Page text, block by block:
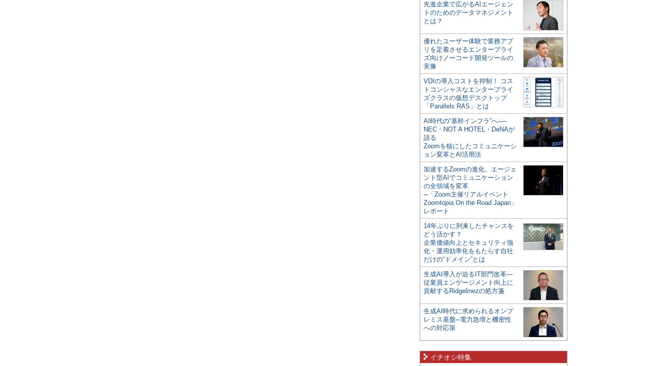
先進企業で広がるAIエージェン
トのためのデータマネジメント
とは？
優れたユーザー体験で業務アプ
リを定着させるエンタープライ
ズ向けノーコード開発ツールの
実像
VDIの導入コストを抑制！ コス
トコンシャスなエンタープライ
ズクラスの仮想デスクトップ
「Parallels RAS」とは
AI時代の“基幹インフラ”へ──
NEC・NOT A HOTEL・DeNAが
語る
Zoomを核にしたコミュニケーシ
ョン変革とAI活用法
加速するZoomの進化、エージェ
ント型AIでコミュニケーション
の全領域を変革
─「Zoom主催リアルイベント
Zoomtopia On the Road Japan」
レポート
14年ぶりに到来したチャンスを
どう活かす？
企業価値向上とセキュリティ強
化・運用効率化をもたらす自社
だけの“ドメイン”とは
生成AI導入が迫るIT部門改革―
従業員エンゲージメント向上に
貢献するRidgelinezの処方箋
生成AI時代に求められるオンプ
レミス基盤─電力急増と機密性
への対応策
イチオシ特集